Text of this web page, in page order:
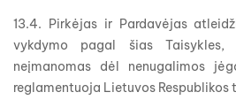
13.4. Pirkėjas ir Pardavėjas
vykdymo pagal šias
neįmanomas dėl nenugalimos
reglamentuoja Lietuvos Respublikos